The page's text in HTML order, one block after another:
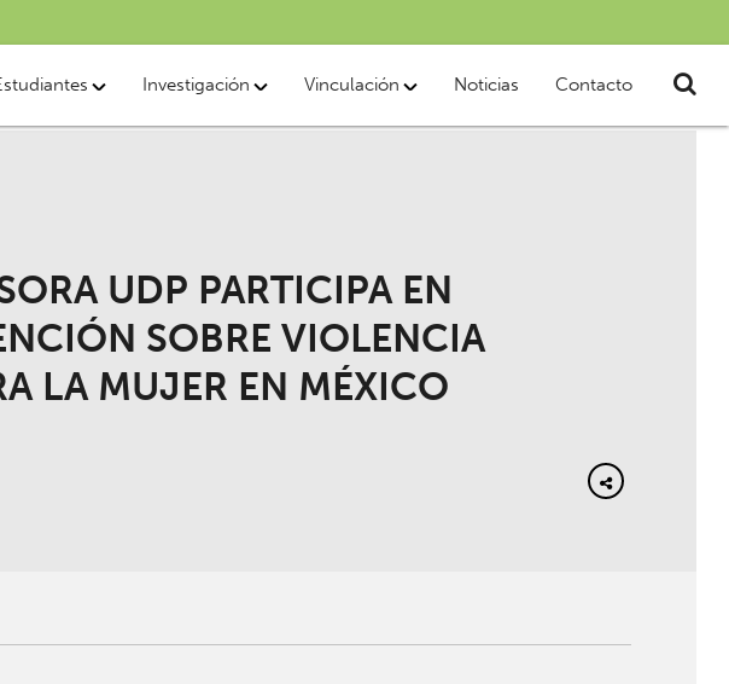
Investigación Vinculación Noticias Contacto
UDP PARTICIPA EN
SOBRE VIOLENCIA
LA MUJER EN MÉXICO